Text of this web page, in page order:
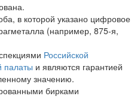
в которой указано цифровое
(например, 875-я,
Российской
палаты и являются гарантией
значению.
бирками